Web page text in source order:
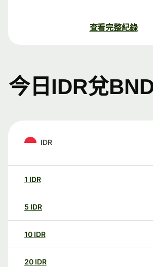
查看完整紀錄
今日IDR兌
IDR
1 IDR
5 IDR
10 IDR
20 IDR